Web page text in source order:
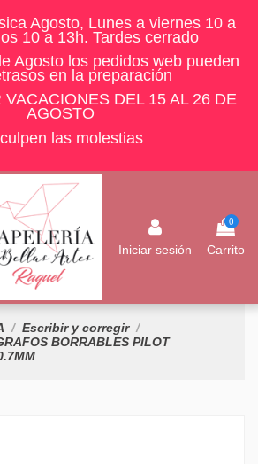
Agosto, Lunes a viernes 10 a
10 a 13h. Tardes cerrado
Agosto los pedidos web pueden
en la preparación
DEL 15 AL 26 DE
AGOSTO
las molestias
Iniciar sesión
0
Carrito
Escribir y corregir
BORRABLES PILOT